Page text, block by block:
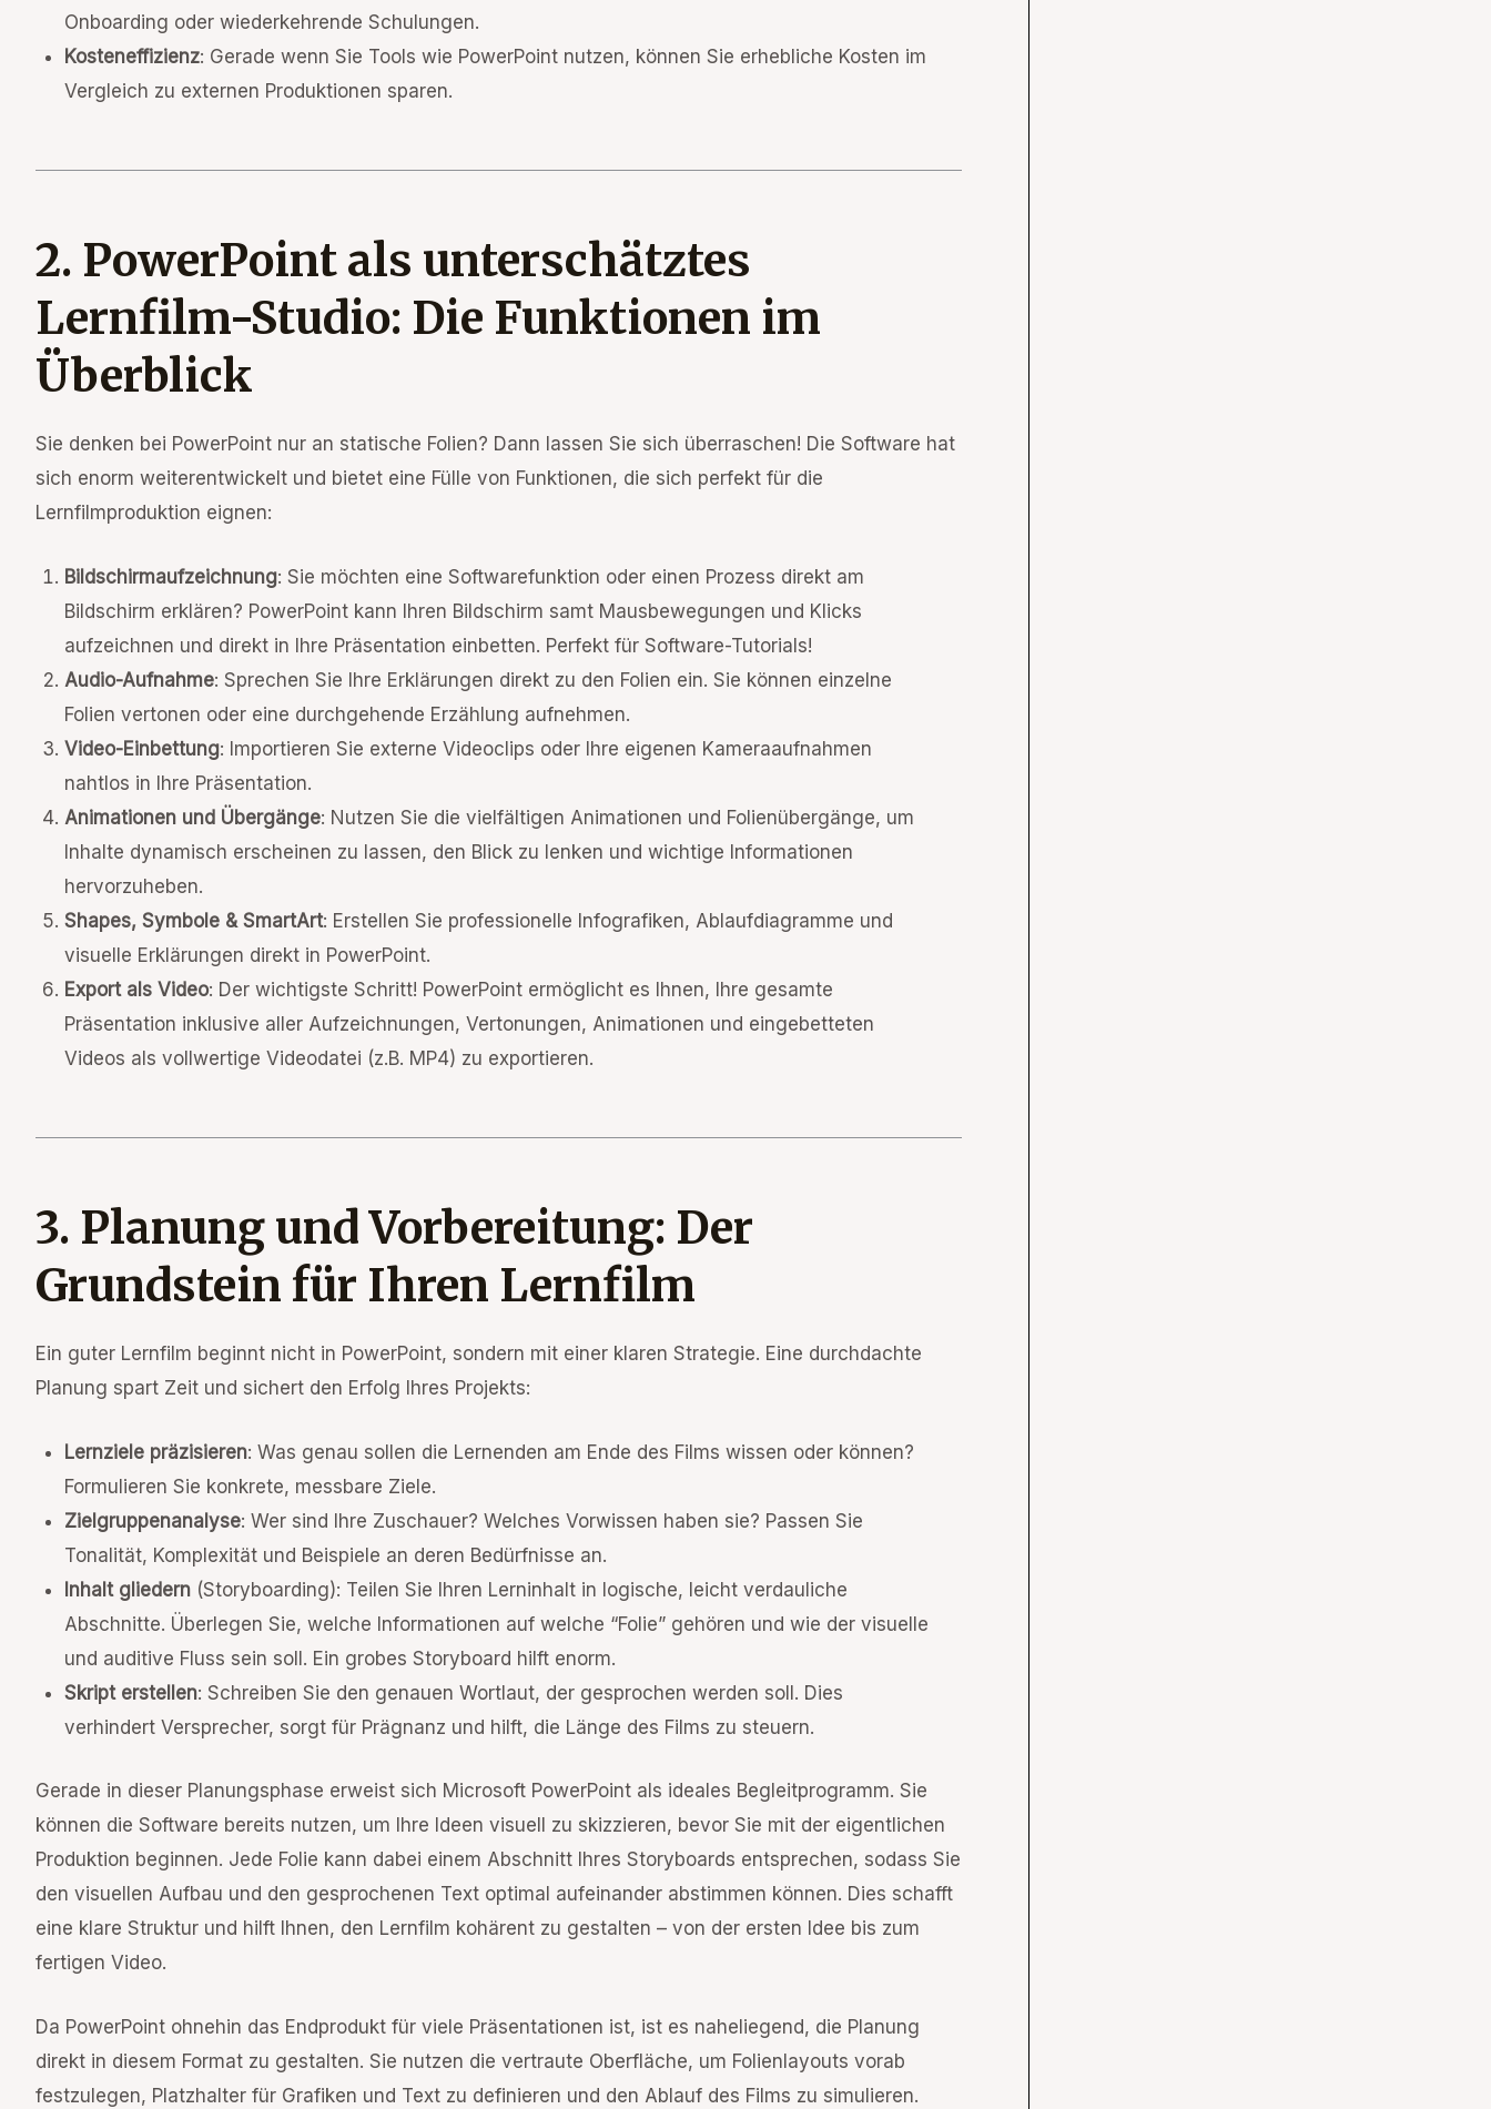
Onboarding oder wiederkehrende Schulungen.
Kosteneffizienz: Gerade wenn Sie Tools wie PowerPoint nutzen, können Sie erhebliche Kosten im
Vergleich zu externen Produktionen sparen.
2. PowerPoint als unterschätztes
Lernfilm-Studio: Die Funktionen im
Überblick
Sie denken bei PowerPoint nur an statische Folien? Dann lassen Sie sich überraschen! Die Software hat
sich enorm weiterentwickelt und bietet eine Fülle von Funktionen, die sich perfekt für die
Lernfilmproduktion eignen:
Bildschirmaufzeichnung: Sie möchten eine Softwarefunktion oder einen Prozess direkt am
Bildschirm erklären? PowerPoint kann Ihren Bildschirm samt Mausbewegungen und Klicks
aufzeichnen und direkt in Ihre Präsentation einbetten. Perfekt für Software-Tutorials!
Audio-Aufnahme: Sprechen Sie Ihre Erklärungen direkt zu den Folien ein. Sie können einzelne
Folien vertonen oder eine durchgehende Erzählung aufnehmen.
Video-Einbettung: Importieren Sie externe Videoclips oder Ihre eigenen Kameraaufnahmen
nahtlos in Ihre Präsentation.
Animationen und Übergänge: Nutzen Sie die vielfältigen Animationen und Folienübergänge, um
Inhalte dynamisch erscheinen zu lassen, den Blick zu lenken und wichtige Informationen
hervorzuheben.
Shapes, Symbole & SmartArt: Erstellen Sie professionelle Infografiken, Ablaufdiagramme und
visuelle Erklärungen direkt in PowerPoint.
Export als Video: Der wichtigste Schritt! PowerPoint ermöglicht es Ihnen, Ihre gesamte
Präsentation inklusive aller Aufzeichnungen, Vertonungen, Animationen und eingebetteten
Videos als vollwertige Videodatei (z.B. MP4) zu exportieren.
3. Planung und Vorbereitung: Der
Grundstein für Ihren Lernfilm
Ein guter Lernfilm beginnt nicht in PowerPoint, sondern mit einer klaren Strategie. Eine durchdachte
Planung spart Zeit und sichert den Erfolg Ihres Projekts:
Lernziele präzisieren: Was genau sollen die Lernenden am Ende des Films wissen oder können?
Formulieren Sie konkrete, messbare Ziele.
Zielgruppenanalyse: Wer sind Ihre Zuschauer? Welches Vorwissen haben sie? Passen Sie
Tonalität, Komplexität und Beispiele an deren Bedürfnisse an.
Inhalt gliedern(Storyboarding): Teilen Sie Ihren Lerninhalt in logische, leicht verdauliche
Abschnitte. Überlegen Sie, welche Informationen auf welche “Folie” gehören und wie der visuelle
und auditive Fluss sein soll. Ein grobes Storyboard hilft enorm.
Skript erstellen: Schreiben Sie den genauen Wortlaut, der gesprochen werden soll. Dies
verhindert Versprecher, sorgt für Prägnanz und hilft, die Länge des Films zu steuern.
Gerade in dieser Planungsphase erweist sich Microsoft PowerPoint als ideales Begleitprogramm. Sie
können die Software bereits nutzen, um Ihre Ideen visuell zu skizzieren, bevor Sie mit der eigentlichen
Produktion beginnen. Jede Folie kann dabei einem Abschnitt Ihres Storyboards entsprechen, sodass Sie
den visuellen Aufbau und den gesprochenen Text optimal aufeinander abstimmen können. Dies schafft
eine klare Struktur und hilft Ihnen, den Lernfilm kohärent zu gestalten – von der ersten Idee bis zum
fertigen Video.
Da PowerPoint ohnehin das Endprodukt für viele Präsentationen ist, ist es naheliegend, die Planung
direkt in diesem Format zu gestalten. Sie nutzen die vertraute Oberfläche, um Folienlayouts vorab
festzulegen, Platzhalter für Grafiken und Text zu definieren und den Ablauf des Films zu simulieren.